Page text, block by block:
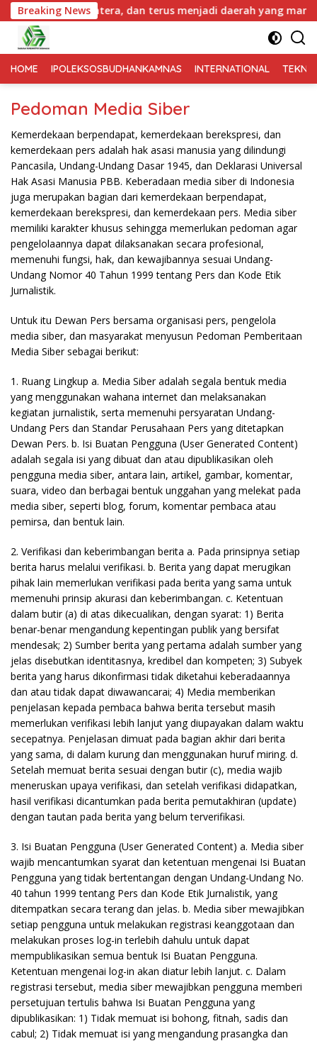
Breaking News
sejahtera, dan terus menjadi daerah yang mampu
HOME IPOLEKSOSBUDHANKAMNAS INTERNATIONAL
Pedoman Media Siber
Kemerdekaan berpendapat, kemerdekaan berekspresi, dan
kemerdekaan pers adalah hak asasi manusia yang dilindungi
Pancasila, Undang-Undang Dasar 1945, dan Deklarasi Universal
Hak Asasi Manusia PBB. Keberadaan media siber di Indonesia
juga merupakan bagian dari kemerdekaan berpendapat,
kemerdekaan berekspresi, dan kemerdekaan pers. Media siber
memiliki karakter khusus sehingga memerlukan pedoman agar
pengelolaannya dapat dilaksanakan secara profesional,
memenuhi fungsi, hak, dan kewajibannya sesuai Undang-
Undang Nomor 40 Tahun 1999 tentang Pers dan Kode Etik
Jurnalistik.
Untuk itu Dewan Pers bersama organisasi pers, pengelola
media siber, dan masyarakat menyusun Pedoman Pemberitaan
Media Siber sebagai berikut:
1. Ruang Lingkup a. Media Siber adalah segala bentuk media
yang menggunakan wahana internet dan melaksanakan
kegiatan jurnalistik, serta memenuhi persyaratan Undang-
Undang Pers dan Standar Perusahaan Pers yang ditetapkan
Dewan Pers. b. Isi Buatan Pengguna (User Generated Content)
adalah segala isi yang dibuat dan atau dipublikasikan oleh
pengguna media siber, antara lain, artikel, gambar, komentar,
suara, video dan berbagai bentuk unggahan yang melekat pada
media siber, seperti blog, forum, komentar pembaca atau
pemirsa, dan bentuk lain.
2. Verifikasi dan keberimbangan berita a. Pada prinsipnya setiap
berita harus melalui verifikasi. b. Berita yang dapat merugikan
pihak lain memerlukan verifikasi pada berita yang sama untuk
memenuhi prinsip akurasi dan keberimbangan. c. Ketentuan
dalam butir (a) di atas dikecualikan, dengan syarat: 1) Berita
benar-benar mengandung kepentingan publik yang bersifat
mendesak; 2) Sumber berita yang pertama adalah sumber yang
jelas disebutkan identitasnya, kredibel dan kompeten; 3) Subyek
berita yang harus dikonfirmasi tidak diketahui keberadaannya
dan atau tidak dapat diwawancarai; 4) Media memberikan
penjelasan kepada pembaca bahwa berita tersebut masih
memerlukan verifikasi lebih lanjut yang diupayakan dalam waktu
secepatnya. Penjelasan dimuat pada bagian akhir dari berita
yang sama, di dalam kurung dan menggunakan huruf miring. d.
Setelah memuat berita sesuai dengan butir (c), media wajib
meneruskan upaya verifikasi, dan setelah verifikasi didapatkan,
hasil verifikasi dicantumkan pada berita pemutakhiran (update)
dengan tautan pada berita yang belum terverifikasi.
3. Isi Buatan Pengguna (User Generated Content) a. Media siber
wajib mencantumkan syarat dan ketentuan mengenai Isi Buatan
Pengguna yang tidak bertentangan dengan Undang-Undang No.
40 tahun 1999 tentang Pers dan Kode Etik Jurnalistik, yang
ditempatkan secara terang dan jelas. b. Media siber mewajibkan
setiap pengguna untuk melakukan registrasi keanggotaan dan
melakukan proses log-in terlebih dahulu untuk dapat
mempublikasikan semua bentuk Isi Buatan Pengguna.
Ketentuan mengenai log-in akan diatur lebih lanjut. c. Dalam
registrasi tersebut, media siber mewajibkan pengguna memberi
persetujuan tertulis bahwa Isi Buatan Pengguna yang
dipublikasikan: 1) Tidak memuat isi bohong, fitnah, sadis dan
cabul; 2) Tidak memuat isi yang mengandung prasangka dan